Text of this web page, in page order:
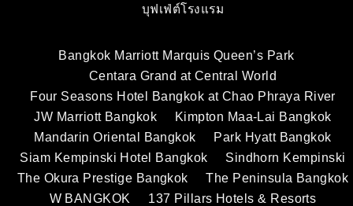
บุฟเฟ่ต์โรงแรม
Bangkok Marriott Marquis Queen’s Park
Centara Grand at Central World
Four Seasons Hotel Bangkok at Chao Phraya River
JW Marriott Bangkok
Kimpton Maa-Lai Bangkok
Mandarin Oriental Bangkok
Park Hyatt Bangkok
Siam Kempinski Hotel Bangkok
Sindhorn Kempinski
The Okura Prestige Bangkok
The Peninsula Bangkok
W BANGKOK
137 Pillars Hotels & Resorts